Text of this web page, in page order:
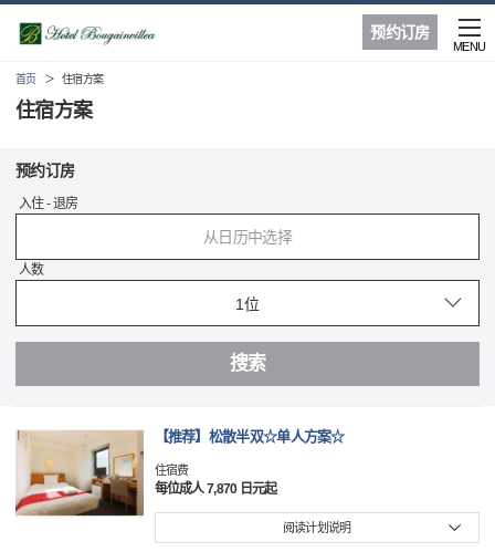
预约订房
MENU
首页 住宿方案
住宿方案
预约订房
入住 - 退房
从日历中选择
人数
搜索
【推荐】松散半双☆单人方案☆
住宿费
每位成人 7,870 日元起
阅读计划说明